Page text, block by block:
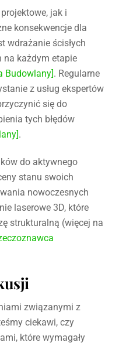
jak i
konsekwencje dla
wdrażanie ścisłych
na każdym etapie
Budowlany]. Regularne
z usług ekspertów
się do
tych błędów
.
do aktywnego
stanu swoich
nowoczesnych
laserowe 3D, które
strukturalną (więcej na
związanymi z
ciekawi, czy
które wymagały